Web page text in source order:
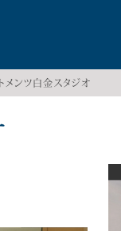
メンツ白金スタジオ